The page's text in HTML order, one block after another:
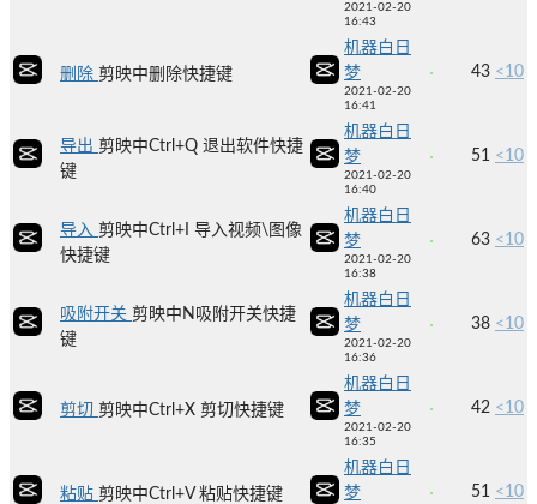
2021-02-20
16:43
删除 剪映中删除快捷键
机器白日
梦
2021-02-20
16:41
43 <10
导出 剪映中Ctrl+Q 退出软件快捷
键
机器白日
梦
2021-02-20
16:40
51 <10
导入 剪映中Ctrl+I 导入视频\图像
快捷键
机器白日
梦
2021-02-20
16:38
63 <10
吸附开关 剪映中N吸附开关快捷
键
机器白日
梦
2021-02-20
16:36
38 <10
剪切 剪映中Ctrl+X 剪切快捷键
机器白日
梦
2021-02-20
16:35
42 <10
粘贴 剪映中Ctrl+V 粘贴快捷键
机器白日
梦
51 <10